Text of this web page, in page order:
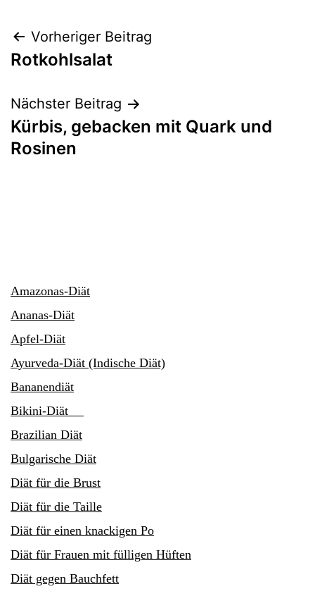
Beitragsnavigation
Vorheriger Beitrag
Rotkohlsalat
Nächster Beitrag
Kürbis, gebacken mit Quark und
Rosinen
Amazonas-Diät
Ananas-Diät
Apfel-Diät
Ayurveda-Diät (Indische Diät)
Bananendiät
Bikini-Diät
Brazilian Diät
Bulgarische Diät
Diät für die Brust
Diät für die Taille
Diät für einen knackigen Po
Diät für Frauen mit fülligen Hüften
Diät gegen Bauchfett